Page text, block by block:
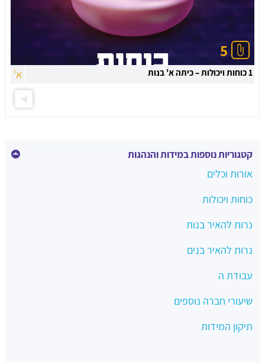
5
1 כוחות ויכולות – כיתה א' בנות א'
קטגוריות נוספות במידות והנהגות
אורות וכלים
כוחות ויכולות
נרות להאיר בנות
נרות להאיר בנים
עבודת ה
שיעורי חברה נוספים
תיקון המידות